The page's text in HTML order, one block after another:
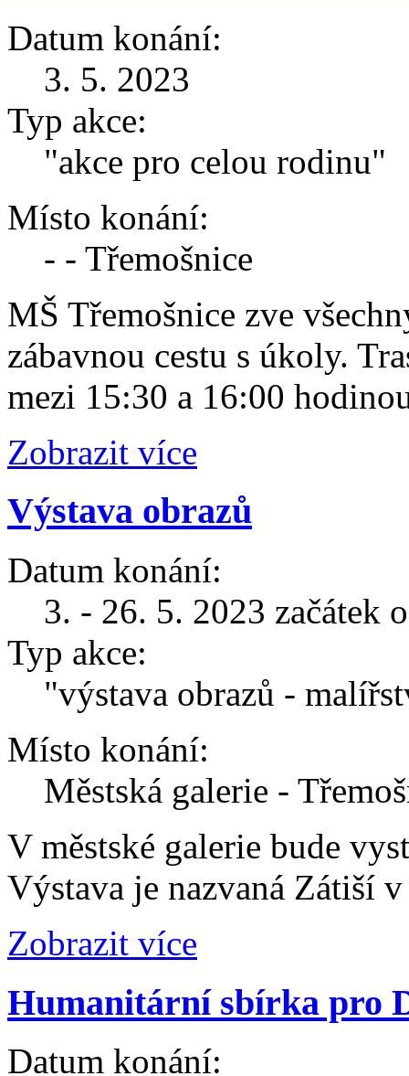
Datum konání:
3. 5. 2023
Typ akce:
"akce pro celou rodinu"
Místo konání:
- - Třemošnice
MŠ Třemošnice zve
zábavnou cestu s úkoly.
mezi 15:30 a 16:00
Zobrazit více
Výstava obrazů
Datum konání:
3. - 26. 5. 2023 začátek
Typ akce:
"výstava obrazů -
Místo konání:
Městská galerie -
V městské galerie bude
Výstava je nazvaná Zátiší
Zobrazit více
Humanitární sbírka pro
Datum konání: